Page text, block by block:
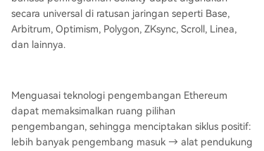
secara universal di ratusan jaringan seperti Base,
Arbitrum, Optimism, Polygon, ZKsync, Scroll, Linea,
dan lainnya.
Menguasai teknologi pengembangan Ethereum
dapat memaksimalkan ruang pilihan
pengembangan, sehingga menciptakan siklus positif:
lebih banyak pengembang masuk → alat pendukung